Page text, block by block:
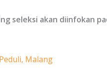
seleksi akan diinfokan
Malang